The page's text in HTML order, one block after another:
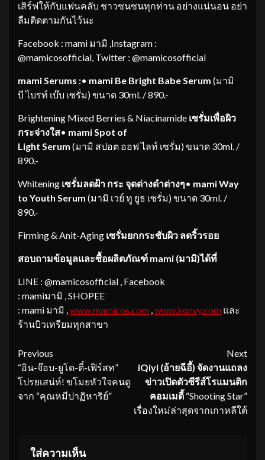
เสิร์ฟให้กับแฟนคลับ ชาวซนซนทุกท่าน อย่างแน่นอน อย่า
ลืมติดตามกันไว้นะ
Facebook : mami มามิ ,Instagram :
@mamicosofficial, Twitter : @mamicosofficial
mami Serums :• mami Be Bright Babe Serum (มามิ
บี ไบรท์ เบ๊บ เซรั่ม)ขนาด 30ml. / 890.-
Brightening Mixed Berries & Niacinamide เซรั่มเพื่อผิว
กระจ่างใส• mami Spot of
Light Serum (มามิ สปอต ออฟ ไลท์ เซรั่ม)ขนาด 30ml. /
890.-
Whitening เซรั่มลดฝ้า กระ จุดด่างดำต่างๆ• mamiWay
to Youth Serum (มามิ เวย์ ทู ยูธ เซรั่ม) ขนาด 30ml. /
890.-
Firming & Anit-Aging เซรั่มยกกระชับผิว ลดริ้วรอย
สอบถามข้อมูลและซื้อผลิตภัณฑ์ mami (มามิ)ได้ที่
LINE : @mamicosofficial , Facebook
: mamiมามิ , SHOPEE
: mami มามิ , www.mamicos.com www.konvy.com และ
ร้านบิวเทรียมทุกสาขา
Continue
Reading
Previous
“อิน-จ๊อบ-ยูโด-ตี๋-เฟิร์สท”
โปรยเสน่ห์! ขโมยหัวใจคนดู
จาก “คุณหมีปาฏิหาริย์”
Next
iQiyi (อ้ายฉีอี้) จัดงานแถลง
ข่าวเปิดตัวซีรีส์โรแมนติก
คอมเมดี้ “Shooting Star”
เรื่องใหม่ล่าสุดจากเกาหลีใต้
ใส่ความเห็น